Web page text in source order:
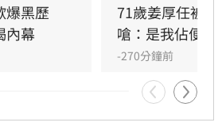
，雖未直接針對學歷爭議說
為間接回應。姜厚任則力挺愛
與學歷無關，即便對方是文盲
護愛決心。這段相差24歲的戀
男星霸氣護愛，持續成為網路
爆黑歷
內幕
71歲姜厚任被
嗆：是我佔便宜
-270分鐘前